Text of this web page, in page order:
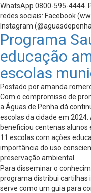
WhatsApp 0800-595-4444.
redes sociais: Facebook
Instagram
Programa
educação
escolas
Postado por
Com o compromisso de
a Águas de Penha dá
escolas da cidade em
beneficiou centenas alunos
11 escolas com ações
importância do uso
preservação ambiental.
Para disseminar o
programa distribui cartilhas
serve como um guia para